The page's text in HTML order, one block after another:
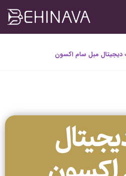
دیجیتال مبل سام اکسون